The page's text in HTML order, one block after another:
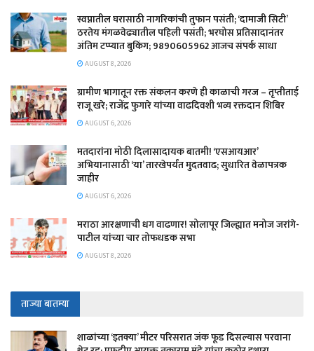
स्वप्नातील घरासाठी नागरिकांची तुफान पसंती; ‘दामाजी सिटी’
ठरतेय मंगळवेढ्यातील पहिली पसंती; भरघोस प्रतिसादानंतर
अंतिम टप्प्यात बुकिंग; 9890605962 आजच संपर्क साधा
AUGUST 8, 2026
ग्रामीण भागातून रक्त संकलन करणे ही काळाची गरज – तृप्तीताई
राजू खरे; राजेंद्र फुगारे यांच्या वाढदिवशी भव्य रक्तदान शिबिर
AUGUST 6, 2026
मतदारांना मोठी दिलासादायक बातमी! ‘एसआयआर’
अभियानासाठी ‘या’ तारखेपर्यंत मुदतवाढ; सुधारित वेळापत्रक
जाहीर
AUGUST 6, 2026
मराठा आरक्षणाची धग वाढणार! सोलापूर जिल्ह्यात मनोज जरांगे-
पाटील यांच्या चार तोफधडक सभा
AUGUST 8, 2026
ताज्या बातम्या
शाळांच्या ‘इतक्या’ मीटर परिसरात जंक फूड दिसल्यास परवाना